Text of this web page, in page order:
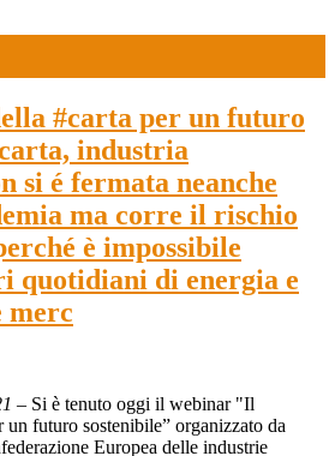
#carta per un futuro
industria
si é fermata neanche
ma corre il rischio
è impossibile
quotidiani di energia e
merc
– Si è tenuto oggi il webinar "Il
futuro sostenibile” organizzato da
Europea delle industrie